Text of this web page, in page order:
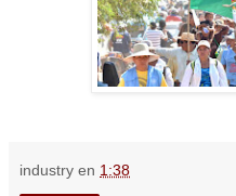
industry en 1:38